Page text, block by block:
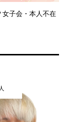
子会・本人不在